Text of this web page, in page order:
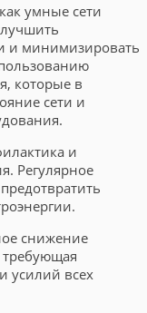
умные сети
и минимизировать
которые в
сети и
и
Регулярное
снижение
требующая
усилий всех